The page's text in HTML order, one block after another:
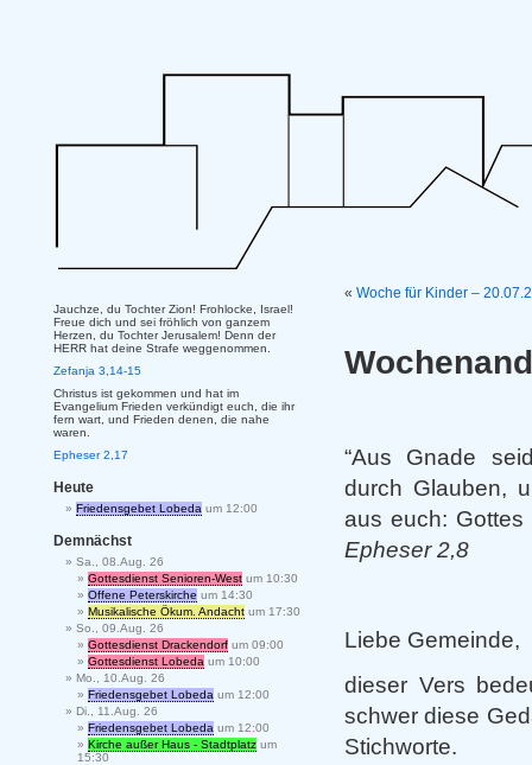
« Woche für Kinder –
“Aus Gnade
durch Glauben,
aus euch: Gottes
Epheser 2,8
Liebe Gemeinde,
dieser Vers
schwer diese
Stichworte.
Jauchze, du Tochter Zion! Frohlocke, Israel!
Freue dich und sei fröhlich von ganzem
Herzen, du Tochter Jerusalem! Denn der
HERR hat deine Strafe weggenommen.
Zefanja 3,14-15
Christus ist gekommen und hat im
Evangelium Frieden verkündigt euch, die ihr
fern wart, und Frieden denen, die nahe
waren.
Epheser 2,17
Heute
Friedensgebet Lobeda um 12:00
Demnächst
Sa., 08.Aug. 26
Gottesdienst Senioren-West um 10:30
Offene Peterskirche um 14:30
Musikalische Ökum. Andacht um 17:30
So., 09.Aug. 26
Gottesdienst Drackendorf um 09:00
Gottesdienst Lobeda um 10:00
Mo., 10.Aug. 26
Friedensgebet Lobeda um 12:00
Di., 11.Aug. 26
Friedensgebet Lobeda um 12:00
Kirche außer Haus - Stadtplatz um
15:30